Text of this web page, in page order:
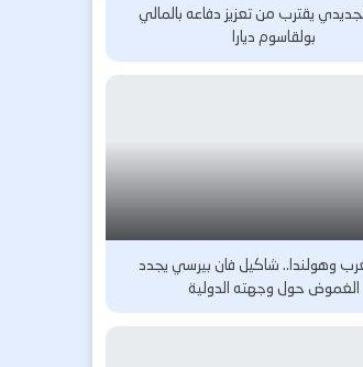
يقترب من تعزيز دفاعه بالمالي
بولقاسوم ديارا
وهولندا.. شاكيل فان بيرسي يجدد
الغموض حول وجهته الدولية